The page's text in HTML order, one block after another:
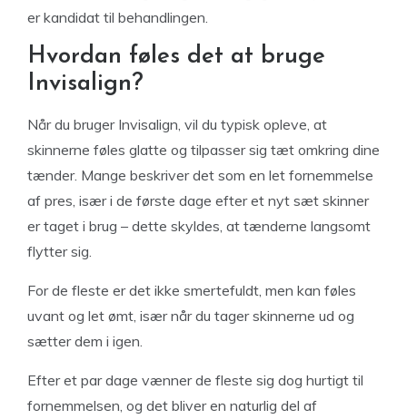
er kandidat til behandlingen.
Hvordan føles det at bruge
Invisalign?
Når du bruger Invisalign, vil du typisk opleve, at
skinnerne føles glatte og tilpasser sig tæt omkring dine
tænder. Mange beskriver det som en let fornemmelse
af pres, især i de første dage efter et nyt sæt skinner
er taget i brug – dette skyldes, at tænderne langsomt
flytter sig.
For de fleste er det ikke smertefuldt, men kan føles
uvant og let ømt, især når du tager skinnerne ud og
sætter dem i igen.
Efter et par dage vænner de fleste sig dog hurtigt til
fornemmelsen, og det bliver en naturlig del af